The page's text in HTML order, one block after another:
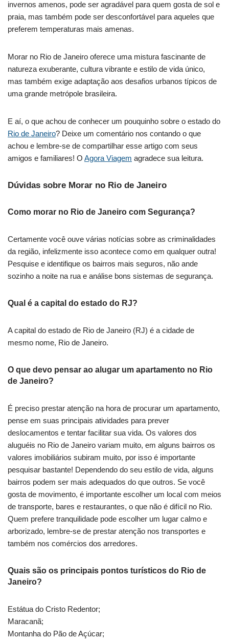
invernos amenos, pode ser agradável para quem gosta de sol e
praia, mas também pode ser desconfortável para aqueles que
preferem temperaturas mais amenas.
Morar no Rio de Janeiro oferece uma mistura fascinante de
natureza exuberante, cultura vibrante e estilo de vida único,
mas também exige adaptação aos desafios urbanos típicos de
uma grande metrópole brasileira.
E aí, o que achou de conhecer um pouquinho sobre o estado do
Rio de Janeiro? Deixe um comentário nos contando o que
achou e lembre-se de compartilhar esse artigo com seus
amigos e familiares! O Agora Viagem agradece sua leitura.
Dúvidas sobre Morar no Rio de Janeiro
Como morar no Rio de Janeiro com Segurança?
Certamente você ouve várias notícias sobre as criminalidades
da região, infelizmente isso acontece como em qualquer outra!
Pesquise e identifique os bairros mais seguros, não ande
sozinho a noite na rua e análise bons sistemas de segurança.
Qual é a capital do estado do RJ?
A capital do estado de Rio de Janeiro (RJ) é a cidade de
mesmo nome, Rio de Janeiro.
O que devo pensar ao alugar um apartamento no Rio
de Janeiro?
É preciso prestar atenção na hora de procurar um apartamento,
pense em suas principais atividades para prever
deslocamentos e tentar facilitar sua vida. Os valores dos
aluguéis no Rio de Janeiro variam muito, em alguns bairros os
valores imobiliários subiram muito, por isso é importante
pesquisar bastante! Dependendo do seu estilo de vida, alguns
bairros podem ser mais adequados do que outros. Se você
gosta de movimento, é importante escolher um local com meios
de transporte, bares e restaurantes, o que não é difícil no Rio.
Quem prefere tranquilidade pode escolher um lugar calmo e
arborizado, lembre-se de prestar atenção nos transportes e
também nos comércios dos arredores.
Quais são os principais pontos turísticos do Rio de
Janeiro?
Estátua do Cristo Redentor;
Maracanã;
Montanha do Pão de Açúcar;